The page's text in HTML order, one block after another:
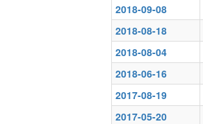
2018-09-08
2018-08-18
2018-08-04
2018-06-16
2017-08-19
2017-05-20